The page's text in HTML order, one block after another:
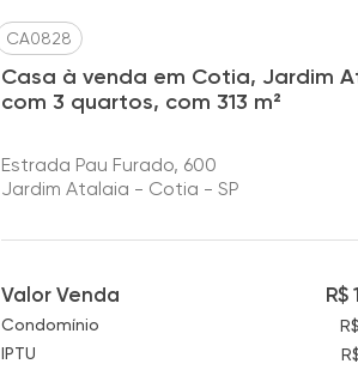
CA0828
Casa à venda em Cotia, Jardim
com 3 quartos, com 313 m²
Estrada Pau Furado, 600
Jardim Atalaia - Cotia - SP
Valor Venda R$
Condomínio
IPTU